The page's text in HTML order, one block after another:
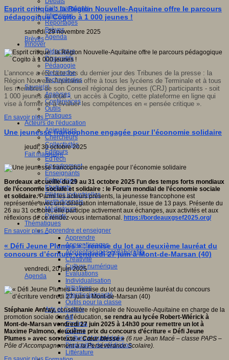
Faits marquants
Interviews
Reportages
Brèves
Agenda
Innover
Didactique
Dispositifs
Pédagogie
Recherche
Technologies
Savoir(s)
Analyses
Conférences
Outils
Pratiques
Acteurs de l'éducation
Animateurs
Chercheurs
Collectivités
Editeurs
EdTech
Encadrement
Enseignants
Entreprises
Etudiants
Filières industrielles
Institutionnels
Médiateurs
Parents
Thématiques
Apprendre et enseigner
Apprendre
Apprentissages
Apprentissages collaboratifs
Créativité
Culture numérique
Evaluations
Individualisation
Initiatives
Interdisciplinarité
Outils pour la classe
Arts et Culture
Art
Cinéma
Culture
Culture et numérique
Dispositifs de médiation
Littérature
Esprit critique : la Région Nouvelle-Aquitaine offre le parcours
pédagogique Cogito à 1 000 jeunes !
samedi, 29 novembre 2025
Brèves
L’annonce a été faite lors du dernier jour des Tribunes de la presse : la
Région Nouvelle-Aquitaine offre à tous les lycéens de Terminale et à tous
les membres de son Conseil régional des jeunes (CRJ) participants - soit
1 000 jeunes au total-, un accès à Cogito, cette plateforme en ligne qui
vise à former etàévaluer les compétences en « pensée critique ».
,
».
En savoir plus...
Une jeunesse francophone engagée pour l’économie solidaire
jeudi, 30 octobre 2025
Fait marquant
Bordeaux accueille du 29 au 31 octobre 2025 l’un des temps forts mondiaux
de l’économie sociale et solidaire : le Forum mondial de l’économie sociale
et solidaire.Parmi les acteurs présents, la jeunesse francophone est
représentée avec une délégation internationale, issue de 13 pays. Présente du
26 au 31 octobre, elle participe activement aux échanges, aux activités et aux
réflexions de ce rendez-vous international. https://bordeauxgsef2025.org/
En savoir plus...
« Défi Jeune Plumes » : remise du lot au deuxième lauréat du
concours d’écriture vendredi 27 juin à Mont-de-Marsan (40)
vendredi, 20 juin 2025
Agenda
Stéphanie Anfray, conseillère régionale de Nouvelle-Aquitaine en charge de la
promotion sociale dans l’éducation, se rendra au lycée Robert-Wlérick à
Mont-de-Marsan vendredi 27 juin 2025 à 14h30 pour remettre un lot à
Maxime Palmono, deuxième prix du concours d’écriture « Défi Jeune
Plumes » avec son texte« Cœur blessé » (6 rue Jean Macé – classe PAPS –
Pôle d’Accompagnement à la Persévérance Scolaire).